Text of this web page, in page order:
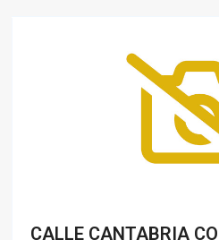
CALLE CANTABRIA